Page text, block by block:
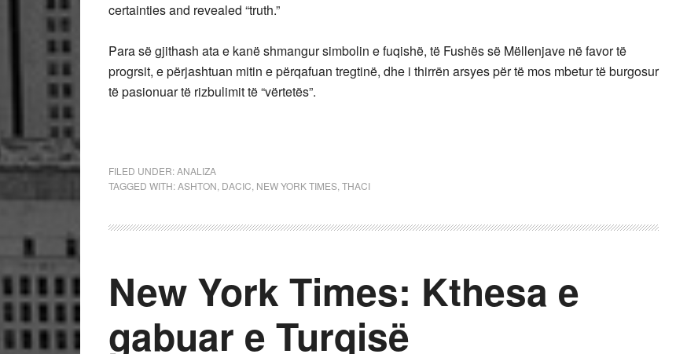
certainties and revealed “truth.”
Para së gjithash ata e kanë shmangur simbolin e fuqishë, të Fushës së Mëllenjave në favor të
progrsit, e përjashtuan mitin e përqafuan tregtinë, dhe i thirrën arsyes për të mos mbetur të burgosur
të pasionuar të rizbulimit të “vërtetës”.
FILED UNDER:ANALIZA
TAGGED WITH:ASHTON DACIC NEW YORK TIMES THACI
New York Times: Kthesa e
gabuar e Turqisë